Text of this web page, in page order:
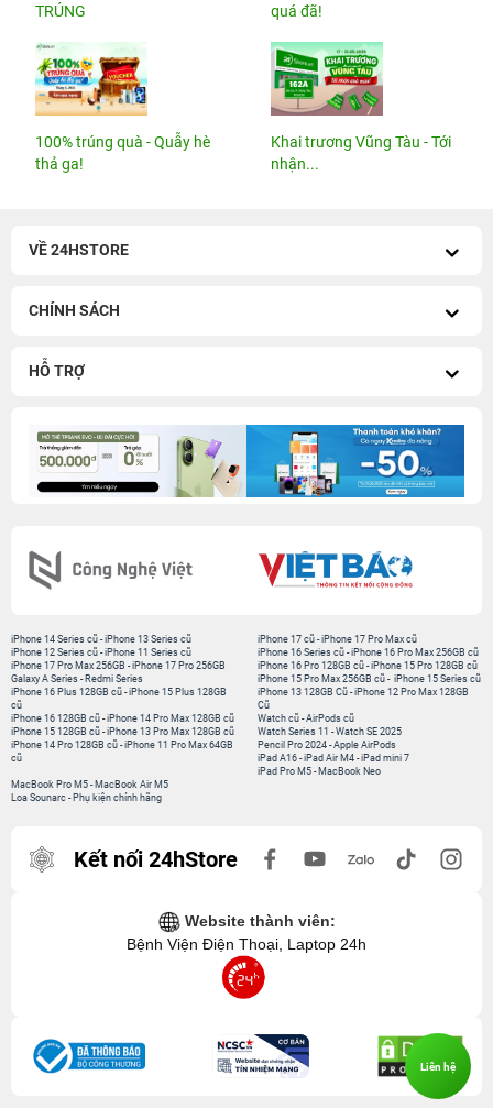
TRÚNG
quá đã!
100% trúng quà - Quẫy hè
thả ga!
Khai trương Vũng Tàu - Tới
nhận...
VỀ 24HSTORE
CHÍNH SÁCH
HỖ TRỢ
iPhone 14 Series cũ -iPhone 13 Series cũ
iPhone 12 Series cũ -iPhone 11 Series cũ
iPhone 17 Pro Max 256GB -iPhone 17 Pro 256GB
Galaxy A Series - Redmi Series
iPhone 17 cũ -iPhone 17 Pro Max cũ
iPhone 16 Series cũ - iPhone 16 Pro Max 256GB cũ
iPhone 16 Pro 128GB cũ -iPhone 15 Pro 128GB cũ
iPhone 15 Pro Max 256GB cũ - iPhone 15 Series cũ
iPhone 16 Plus 128GB cũ -iPhone 15 Plus 128GB
cũ
iPhone 16 128GB cũ -iPhone 14 Pro Max 128GB cũ
iPhone 15 128GB cũ -iPhone 13 Pro Max 128GB cũ
iPhone 14 Pro 128GB cũ -iPhone 11 Pro Max 64GB
cũ
iPhone 13 128GB Cũ -iPhone 12 Pro Max 128GB
Cũ
Watch cũ -AirPods cũ
Watch Series 11 -Watch SE 2025
Pencil Pro 2024 -Apple AirPods
iPad A16 -iPad Air M4 -iPad mini 7
iPad Pro M5 - MacBook Neo
MacBook Pro M5 - MacBook Air M5
Loa Sounarc - Phụ kiện chính hãng
Kết nối 24hStore
Website thành viên:
Bệnh Viện Điện Thoại, Laptop 24h
Liên hệ